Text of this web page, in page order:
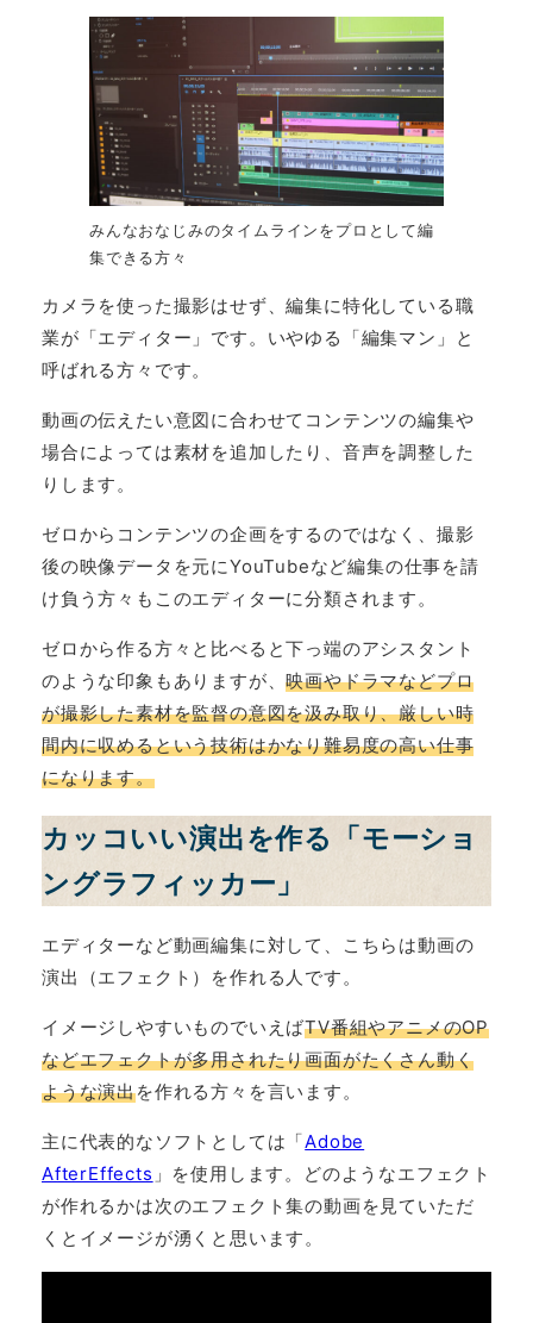
みんなおなじみのタイムラインをプロとして編
集できる方々
カメラを使った撮影はせず、編集に特化している職
業が「エディター」です。いやゆる「編集マン」と
呼ばれる方々です。
動画の伝えたい意図に合わせてコンテンツの編集や
場合によっては素材を追加したり、音声を調整した
りします。
ゼロからコンテンツの企画をするのではなく、撮影
後の映像データを元にYouTubeなど編集の仕事を請
け負う方々もこのエディターに分類されます。
ゼロから作る方々と比べると下っ端のアシスタント
のような印象もありますが、映画やドラマなどプロ
が撮影した素材を監督の意図を汲み取り、厳しい時
間内に収めるという技術はかなり難易度の高い仕事
になります。
カッコいい演出を作る「モーショ
ングラフィッカー」
エディターなど動画編集に対して、こちらは動画の
演出（エフェクト）を作れる人です。
イメージしやすいものでいえばTV番組やアニメのOP
などエフェクトが多用されたり画面がたくさん動く
ような演出を作れる方々を言います。
主に代表的なソフトとしては「Adobe
AfterEffects 」を使用します。どのようなエフェクト
が作れるかは次のエフェクト集の動画を見ていただ
くとイメージが湧くと思います。